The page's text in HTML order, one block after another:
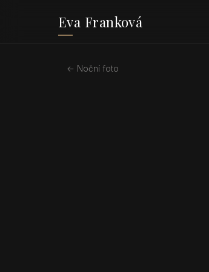
Eva Franková
← Noční foto